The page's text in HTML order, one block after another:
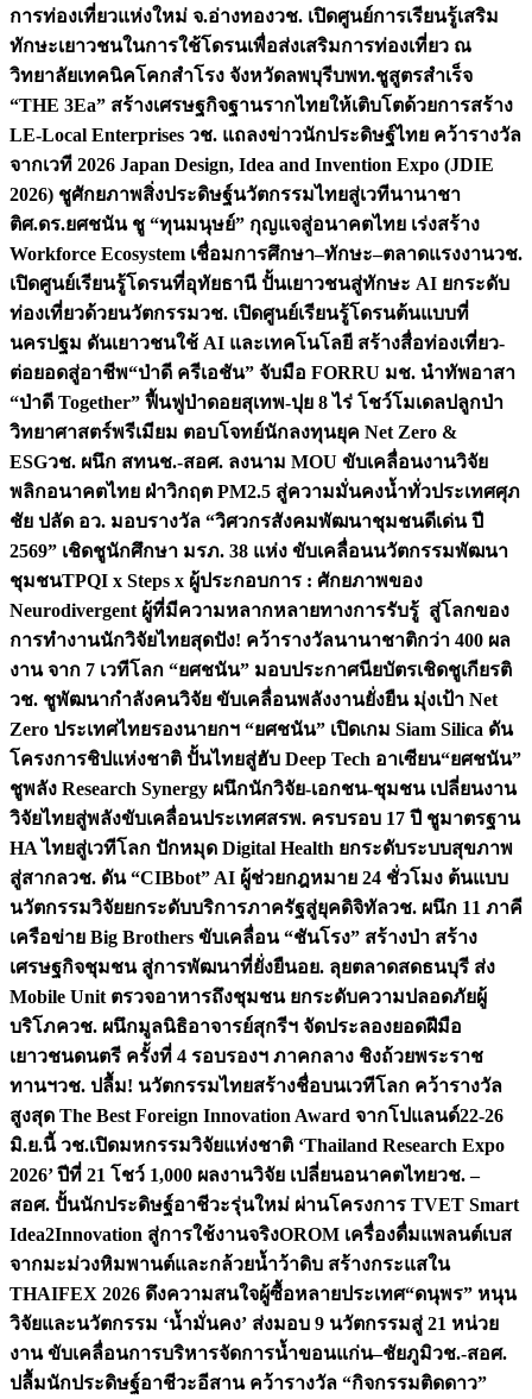
การท่องเที่ยวแห่งใหม่ จ.อ่างทองวช. เปิดศูนย์การเรียนรู้เสริม
ทักษะเยาวชนในการใช้โดรนเพื่อส่งเสริมการท่องเที่ยว ณ
วิทยาลัยเทคนิคโคกสำโรง จังหวัดลพบุรีบพท.ชูสูตรสำเร็จ
“THE 3Ea” สร้างเศรษฐกิจฐานรากไทยให้เติบโตด้วยการสร้าง
LE-Local Enterprises วช. แถลงข่าวนักประดิษฐ์ไทย คว้ารางวัล
จากเวที 2026 Japan Design, Idea and Invention Expo (JDIE
2026) ชูศักยภาพสิ่งประดิษฐ์นวัตกรรมไทยสู่เวทีนานาชา
ติศ.ดร.ยศชนัน ชู “ทุนมนุษย์” กุญแจสู่อนาคตไทย เร่งสร้าง
Workforce Ecosystem เชื่อมการศึกษา–ทักษะ–ตลาดแรงงานวช.
เปิดศูนย์เรียนรู้โดรนที่อุทัยธานี ปั้นเยาวชนสู่ทักษะ AI ยกระดับ
ท่องเที่ยวด้วยนวัตกรรมวช. เปิดศูนย์เรียนรู้โดรนต้นแบบที่
นครปฐม ดันเยาวชนใช้ AI และเทคโนโลยี สร้างสื่อท่องเที่ยว-
ต่อยอดสู่อาชีพ“ป่าดี ครีเอชัน” จับมือ FORRU มช. นำทัพอาสา
“ป่าดี Together” ฟื้นฟูป่าดอยสุเทพ-ปุย 8 ไร่ โชว์โมเดลปลูกป่า
วิทยาศาสตร์พรีเมียม ตอบโจทย์นักลงทุนยุค Net Zero &
ESGวช. ผนึก สทนช.-สอศ. ลงนาม MOU ขับเคลื่อนงานวิจัย
พลิกอนาคตไทย ฝ่าวิกฤต PM2.5 สู่ความมั่นคงน้ำทั่วประเทศศุภ
ชัย ปลัด อว. มอบรางวัล “วิศวกรสังคมพัฒนาชุมชนดีเด่น ปี
2569” เชิดชูนักศึกษา มรภ. 38 แห่ง ขับเคลื่อนนวัตกรรมพัฒนา
ชุมชนTPQI x Steps x ผู้ประกอบการ : ศักยภาพของ
Neurodivergent ผู้ที่มีความหลากหลายทางการรับรู้ สู่โลกของ
การทำงานนักวิจัยไทยสุดปัง! คว้ารางวัลนานาชาติกว่า 400 ผล
งาน จาก 7 เวทีโลก “ยศชนัน” มอบประกาศนียบัตรเชิดชูเกียรติ
วช. ชูพัฒนากำลังคนวิจัย ขับเคลื่อนพลังงานยั่งยืน มุ่งเป้า Net
Zero ประเทศไทยรองนายกฯ “ยศชนัน” เปิดเกม Siam Silica ดัน
โครงการชิปแห่งชาติ ปั้นไทยสู่ฮับ Deep Tech อาเซียน“ยศชนัน”
ชูพลัง Research Synergy ผนึกนักวิจัย-เอกชน-ชุมชน เปลี่ยนงาน
วิจัยไทยสู่พลังขับเคลื่อนประเทศสรพ. ครบรอบ 17 ปี ชูมาตรฐาน
HA ไทยสู่เวทีโลก ปักหมุด Digital Health ยกระดับระบบสุขภาพ
สู่สากลวช. ดัน “CIBbot” AI ผู้ช่วยกฎหมาย 24 ชั่วโมง ต้นแบบ
นวัตกรรมวิจัยยกระดับบริการภาครัฐสู่ยุคดิจิทัลวช. ผนึก 11 ภาคี
เครือข่าย Big Brothers ขับเคลื่อน “ชันโรง” สร้างป่า สร้าง
เศรษฐกิจชุมชน สู่การพัฒนาที่ยั่งยืนอย. ลุยตลาดสดธนบุรี ส่ง
Mobile Unit ตรวจอาหารถึงชุมชน ยกระดับความปลอดภัยผู้
บริโภควช. ผนึกมูลนิธิอาจารย์สุกรีฯ จัดประลองยอดฝีมือ
เยาวชนดนตรี ครั้งที่ 4 รอบรองฯ ภาคกลาง ชิงถ้วยพระราช
ทานฯวช. ปลื้ม! นวัตกรรมไทยสร้างชื่อบนเวทีโลก คว้ารางวัล
สูงสุด The Best Foreign Innovation Award จากโปแลนด์22-26
มิ.ย.นี้ วช.เปิดมหกรรมวิจัยแห่งชาติ ‘Thailand Research Expo
2026’ ปีที่ 21 โชว์ 1,000 ผลงานวิจัย เปลี่ยนอนาคตไทยวช. –
สอศ. ปั้นนักประดิษฐ์อาชีวะรุ่นใหม่ ผ่านโครงการ TVET Smart
Idea2Innovation สู่การใช้งานจริงOROM เครื่องดื่มแพลนต์เบส
จากมะม่วงหิมพานต์และกล้วยน้ำว้าดิบ สร้างกระแสใน
THAIFEX 2026 ดึงความสนใจผู้ซื้อหลายประเทศ“ดนุพร” หนุน
วิจัยและนวัตกรรม ‘น้ำมั่นคง’ ส่งมอบ 9 นวัตกรรมสู่ 21 หน่วย
งาน ขับเคลื่อนการบริหารจัดการน้ำขอนแก่น–ชัยภูมิวช.-สอศ.
ปลื้มนักประดิษฐ์อาชีวะอีสาน คว้ารางวัล “กิจกรรมติดดาว”